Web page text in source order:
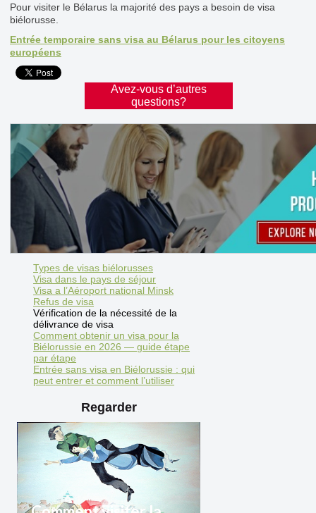
Pour visiter le Bélarus la majorité des pays a besoin de visa
biélorusse.
Entrée temporaire sans visa au Bélarus pour les citoyens
européens
Avez-vous d’autres
questions?
Types de visas biélorusses
Visa dans le pays de séjour
Visa a l’Aéroport national Minsk
Refus de visa
Vérification de la nécessité de la
délivrance de visa
Comment obtenir un visa pour la
Biélorussie en 2026 — guide étape
par étape
Entrée sans visa en Biélorussie : qui
peut entrer et comment l’utiliser
Regarder